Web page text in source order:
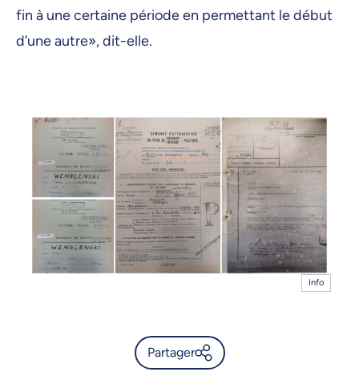
fin à une certaine période en permettant le début
d’une autre», dit-elle.
Info
Partager